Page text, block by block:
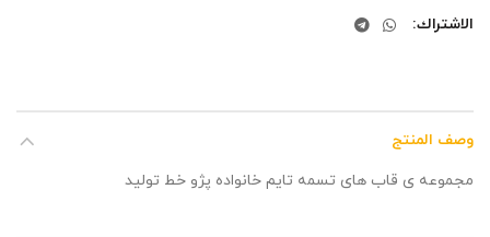
الاشتراك
وصف المنتج
مجموعه ی قاب های تسمه تایم خانواده پژو خط تولید